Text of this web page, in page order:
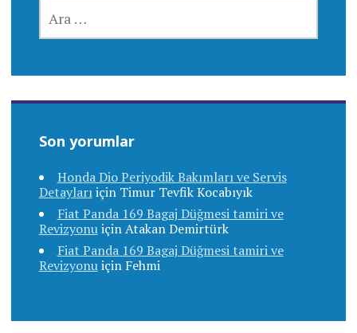
Son yorumlar
Honda Dio Periyodik Bakımları ve Servis
Detaylarıiçin Timur Tevfik Kocabıyık
Fiat Panda 169 Bagaj Düğmesi tamiri ve
RevizyonuiçinAtakan Demirtürk
Fiat Panda 169 Bagaj Düğmesi tamiri ve
Revizyonuiçin Fehmi